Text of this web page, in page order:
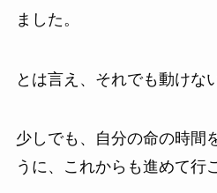
ました。
とは言え、それでも動けな
少しでも、自分の命の時間
うに、これからも進めて行